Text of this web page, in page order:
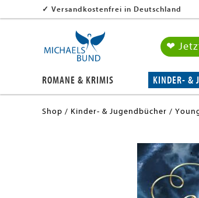
✓ Versandkostenfrei in Deutschland
❤
ROMANE & KRIMIS KINDER- &
Shop Kinder- & Jugendbücher